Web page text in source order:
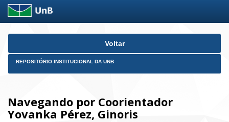
Skip
Voltar
REPOSITÓRIO INSTITUCIONAL DA UNB
Navegando por Coorientador
Yovanka Pérez, Ginoris